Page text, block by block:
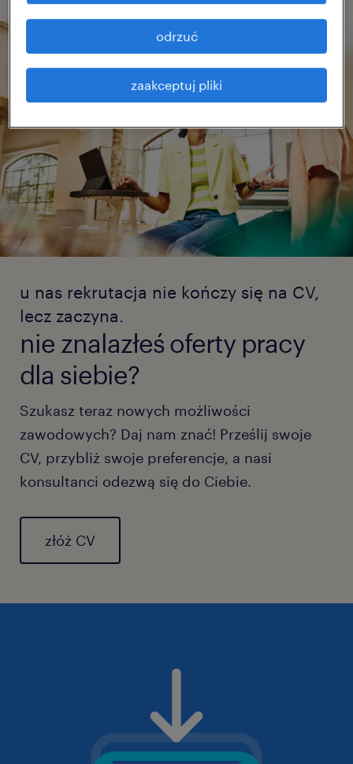
u nas rekrutacja nie kończy się na CV,
lecz zaczyna.
nie znalazłeś oferty pracy
dla siebie?
Szukasz teraz nowych możliwości
zawodowych? Daj nam znać! Prześlij swoje
CV, przybliż swoje preferencje, a nasi
konsultanci odezwą się do Ciebie.
złóż CV
zaakceptuj pliki
odrzuć